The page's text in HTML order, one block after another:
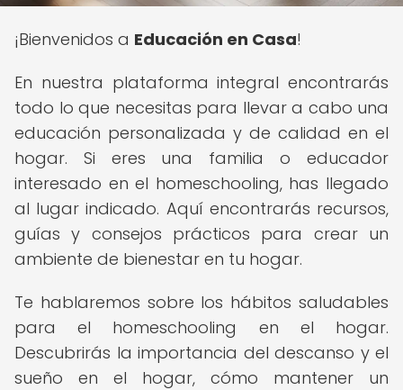
¡Bienvenidos a Educación en Casa!
En nuestra plataforma integral encontrarás
todo lo que necesitas para llevar a cabo una
educación personalizada y de calidad en el
hogar. Si eres una familia o educador
interesado en el homeschooling, has llegado
al lugar indicado. Aquí encontrarás recursos,
guías y consejos prácticos para crear un
ambiente de bienestar en tu hogar.
Te hablaremos sobre los hábitos saludables
para el homeschooling en el hogar.
Descubrirás la importancia del descanso y el
sueño en el hogar, cómo mantener un